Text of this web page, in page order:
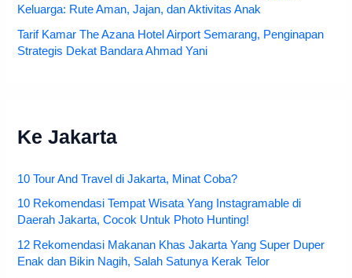
Keluarga: Rute Aman, Jajan, dan Aktivitas Anak
Tarif Kamar The Azana Hotel Airport Semarang, Penginapan
Strategis Dekat Bandara Ahmad Yani
Ke Jakarta
10 Tour And Travel di Jakarta, Minat Coba?
10 Rekomendasi Tempat Wisata Yang Instagramable di
Daerah Jakarta, Cocok Untuk Photo Hunting!
12 Rekomendasi Makanan Khas Jakarta Yang Super Duper
Enak dan Bikin Nagih, Salah Satunya Kerak Telor